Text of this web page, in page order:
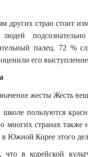
других стран стоит
палец. 72 %
оценили его
пользуются
многих странах также
Южной Корее этого
в корейской